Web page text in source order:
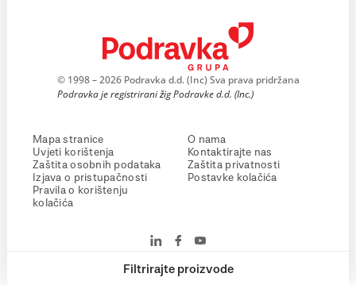
Filtrirajte proizvode
© 1998 – 2026 Podravka d.d. (Inc) Sva prava pridržana
Podravka je registrirani žig Podravke d.d. (Inc.)
Mapa stranice
Uvjeti korištenja
Zaštita osobnih podataka
Izjava o pristupačnosti
Pravila o korištenju
kolačića
O nama
Kontaktirajte nas
Zaštita privatnosti
Postavke kolačića